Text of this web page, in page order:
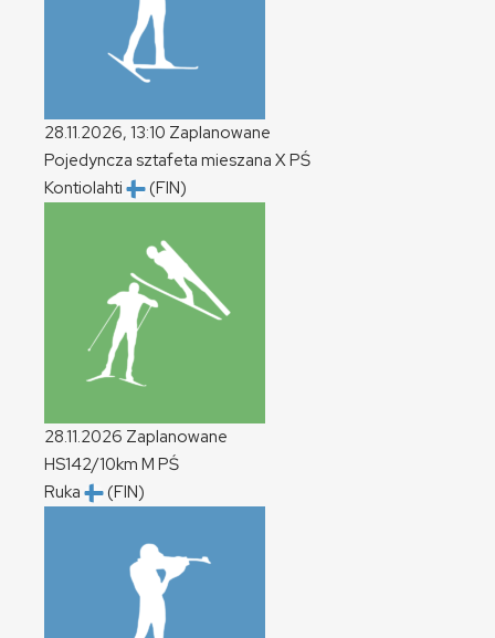
28.11.2026, 13:10 Zaplanowane
Pojedyncza sztafeta mieszana XPŚ
Kontiolahti
(FIN)
28.11.2026 Zaplanowane
HS142/10km M PŚ
Ruka
(FIN)